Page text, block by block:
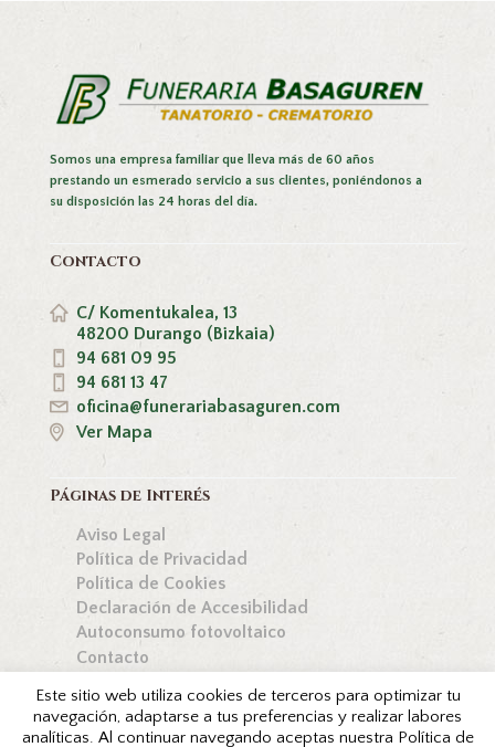
Somos una empresa familiar que lleva más de 60 años
prestando un esmerado servicio a sus clientes, poniéndonos a
su disposición las 24 horas del día.
Contacto
C/ Komentukalea, 13
48200 Durango (Bizkaia)
94 681 09 95
94 681 13 47
oficina@funerariabasaguren.com
Ver Mapa
Páginas de Interés
Aviso Legal
Política de Privacidad
Política de Cookies
Declaración de Accesibilidad
Autoconsumo fotovoltaico
Contacto
Este sitio web utiliza cookies de terceros para optimizar tu
navegación, adaptarse a tus preferencias y realizar labores
analíticas. Al continuar navegando aceptas nuestra Política de